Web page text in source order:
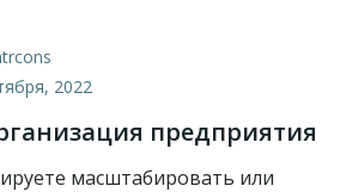
2022
предприятия
масштабировать или